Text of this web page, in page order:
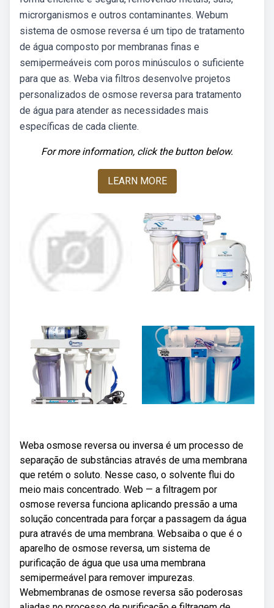
microrganismos e outros contaminantes. Webum
sistema de osmose reversa é um tipo de tratamento
de água composto por membranas finas e
semipermeáveis com poros minúsculos o suficiente
para que as. Weba via filtros desenvolve projetos
personalizados de osmose reversa para tratamento
de água para atender as necessidades mais
específicas de cada cliente.
For more information, click the button below.
LEARN MORE
Weba osmose reversa ou inversa é um processo de
separação de substâncias através de uma membrana
que retém o soluto. Nesse caso, o solvente flui do
meio mais concentrado. Web — a filtragem por
osmose reversa funciona aplicando pressão a uma
solução concentrada para forçar a passagem da água
pura através de uma membrana. Websaiba o que é o
aparelho de osmose reversa, um sistema de
purificação de água que usa uma membrana
semipermeável para remover impurezas.
Webmembranas de osmose reversa são poderosas